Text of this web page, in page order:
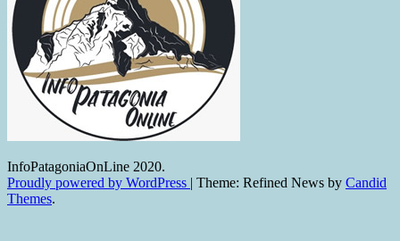
InfoPatagoniaOnLine 2020.
Proudly powered by WordPress | Theme: Refined News by Candid
Themes.